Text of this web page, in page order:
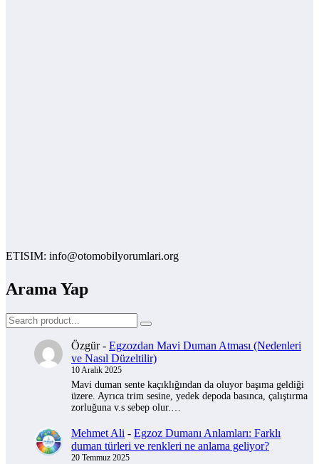
info@otomobilyorumlari.org
Arama Yap
Özgür- Egzozdan Mavi Duman Atması (Nedenleri
ve Nasıl Düzeltilir)
10 Aralık 2025
Mavi duman sente kaçıklığından da oluyor başıma geldiği
üzere. Ayrıca trim sesine, yedek depoda basınca, çalıştırma
zorluğuna v.s sebep olur.…
Mehmet Ali - Egzoz Dumanı Anlamları: Farklı
duman türleri ve renkleri ne anlama geliyor?
20 Temmuz 2025